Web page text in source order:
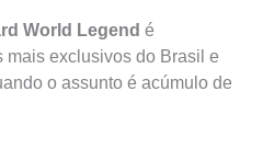
World Legend é
mais exclusivos do Brasil e
o assunto é acúmulo de